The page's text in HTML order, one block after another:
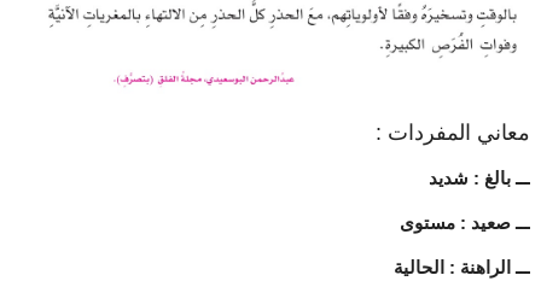
معاني المفردات :
ـــ بالغ : شديد
ـــ صعيد : مستوى
ـــ الراهنة : الحالية